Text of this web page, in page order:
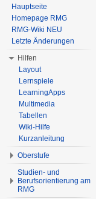
Hauptseite
Homepage RMG
RMG-Wiki NEU
Letzte Änderungen
Hilfen
Layout
Lernspiele
LearningApps
Multimedia
Tabellen
Wiki-Hilfe
Kurzanleitung
Oberstufe
Studien- und
Berufsorientierung am
RMG